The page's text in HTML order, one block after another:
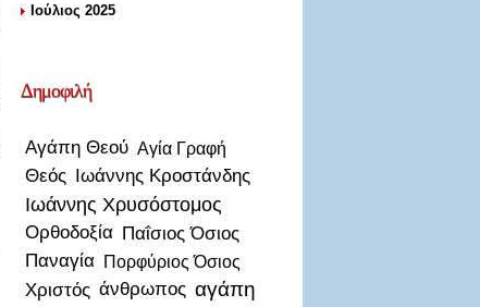
Ιούλιος 2025
Δημοφιλή
Αγάπη Θεού Αγία Γραφή
Θεός Ιωάννης Κροστάνδης
Ιωάννης Χρυσόστομος
Ορθοδοξία Παΐσιος Όσιος
Παναγία Πορφύριος Όσιος
Χριστός άνθρωπος αγάπη